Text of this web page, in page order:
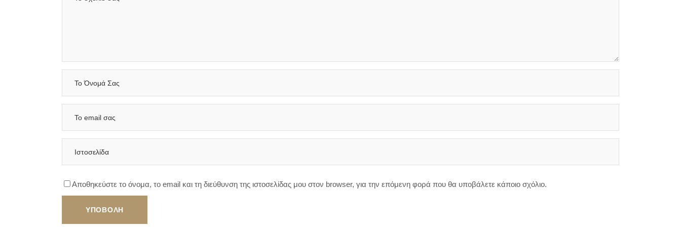
Αποθηκεύστε το όνομα, το email και τη διεύθυνση της ιστοσελίδας μου στον browser, για την επόμενη φορά που θα υποβάλετε κάποιο σχόλιο.